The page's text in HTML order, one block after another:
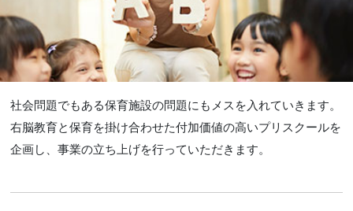
社会問題でもある保育施設の問題にもメスを入れていきます。
右脳教育と保育を掛け合わせた付加価値の高いプリスクールを
企画し、事業の立ち上げを行っていただきます。